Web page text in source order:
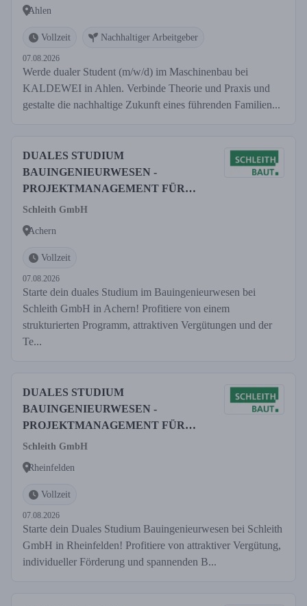
Ahlen
Vollzeit Nachhaltiger Arbeitgeber
07.08.2026
Werde dualer Student (m/w/d) im Maschinenbau bei
KALDEWEI in Ahlen. Verbinde Theorie und Praxis und
gestalte die nachhaltige Zukunft eines führenden Familien...
DUALES STUDIUM
BAUINGENIEURWESEN -
PROJEKTMANAGEMENT FÜR
2026
Schleith GmbH
Achern
Vollzeit
07.08.2026
Starte dein duales Studium im Bauingenieurwesen bei
Schleith GmbH in Achern! Profitiere von einem
strukturierten Programm, attraktiven Vergütungen und der
Te...
DUALES STUDIUM
BAUINGENIEURWESEN -
PROJEKTMANAGEMENT FÜR
2026
Schleith GmbH
Rheinfelden
Vollzeit
07.08.2026
Starte dein Duales Studium Bauingenieurwesen bei Schleith
GmbH in Rheinfelden! Profitiere von attraktiver Vergütung,
individueller Förderung und spannenden B...